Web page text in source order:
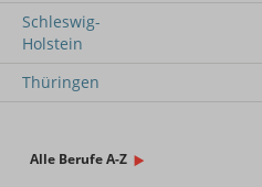
Schleswig-
Holstein
Thüringen
Alle Berufe A-Z